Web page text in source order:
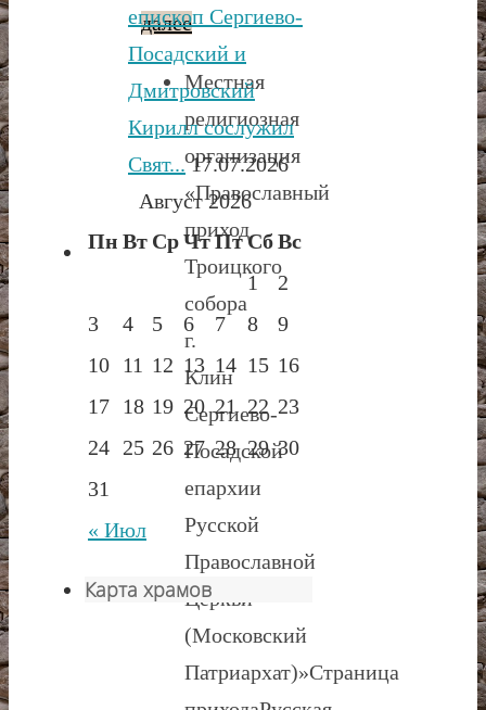
далее
Местная
религиозная
организация
«Православный
приход
Троицкого
собора
г.
Клин
Сергиево-
Посадской
епархии
Русской
Православной
Церкви
(Московский
Патриархат)»Страница
епископ Сергиево-
Посадский и
Дмитровский
Кирилл сослужил
Свят... 17.07.2026
Август 2026
Пн Вт СрЧтПтСбВс
« Июл
1
2
3
4 5 6 7 8
9
10 11 12 13 14 15 16
17 18 19 20 21 22 23
24 25 26 27 28 29 30
31
Карта храмов